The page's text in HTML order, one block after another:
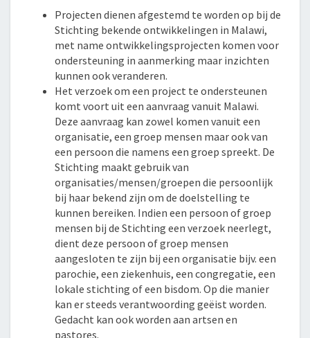
Projecten dienen afgestemd te worden op bij de
Stichting bekende ontwikkelingen in Malawi,
met name ontwikkelingsprojecten komen voor
ondersteuning in aanmerking maar inzichten
kunnen ook veranderen.
Het verzoek om een project te ondersteunen
komt voort uit een aanvraag vanuit Malawi.
Deze aanvraag kan zowel komen vanuit een
organisatie, een groep mensen maar ook van
een persoon die namens een groep spreekt. De
Stichting maakt gebruik van
organisaties/mensen/groepen die persoonlijk
bij haar bekend zijn om de doelstelling te
kunnen bereiken. Indien een persoon of groep
mensen bij de Stichting een verzoek neerlegt,
dient deze persoon of groep mensen
aangesloten te zijn bij een organisatie bijv. een
parochie, een ziekenhuis, een congregatie, een
lokale stichting of een bisdom. Op die manier
kan er steeds verantwoording geëist worden.
Gedacht kan ook worden aan artsen en
pastores.